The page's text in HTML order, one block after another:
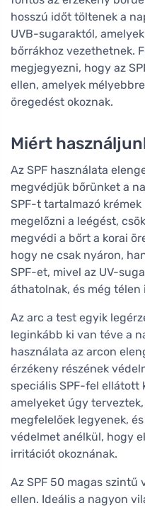
hosszú időt töltenek a
UVB-sugaraktól,
bőrrákhoz vezethetnek.
megjegyezni, hogy az
ellen, amelyek
öregedést okoznak.
Miért
Az SPF használata
megvédjük bőrünket a
SPF-t tartalmazó
megelőzni a leégést,
megvédi a bőrt a korai
hogy ne csak nyáron,
SPF-et, mivel az UV-
áthatolnak, és még télen
Az arc a test egyik
leginkább ki van téve a
használata az arcon
érzékeny részének
speciális SPF-fel ellátott
amelyeket úgy
megfelelőek legyenek,
védelmet anélkül, hogy
irritációt okoznának.
Az SPF 50 magas szintű
ellen. Ideális a nagyon